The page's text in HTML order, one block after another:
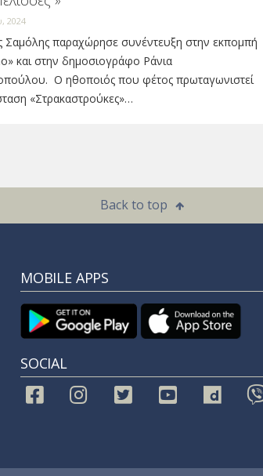
2024
Σαμόλης παραχώρησε συνέντευξη στην εκπομπή
και στην δημοσιογράφο Ράνια
Ο ηθοποιός που φέτος πρωταγωνιστεί
«Στρακαστρούκες»…
Back to top
MOBILE APPS
SOCIAL